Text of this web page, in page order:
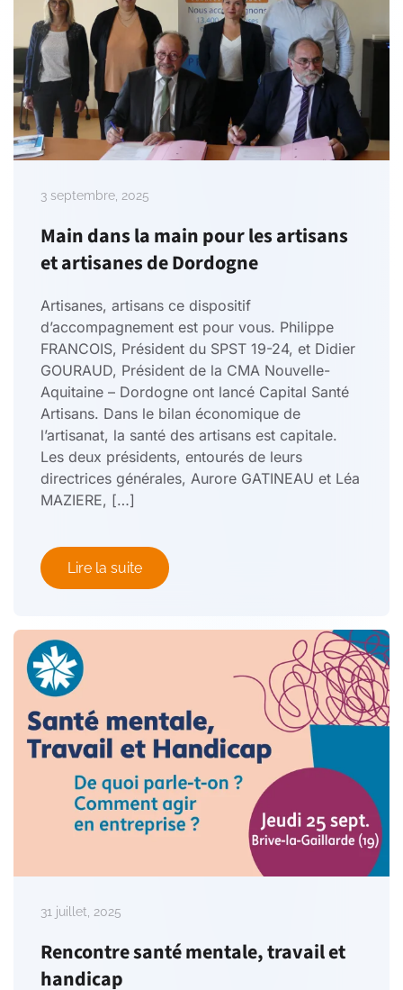
3 septembre, 2025
Main dans la main pour les artisans
et artisanes de Dordogne
Artisanes, artisans ce dispositif
d’accompagnement est pour vous. Philippe
FRANCOIS, Président du SPST 19-24, et Didier
GOURAUD, Président de la CMA Nouvelle-
Aquitaine – Dordogne ont lancé Capital Santé
Artisans. Dans le bilan économique de
l’artisanat, la santé des artisans est capitale.
Les deux présidents, entourés de leurs
directrices générales, Aurore GATINEAU et Léa
MAZIERE, […]
Lire la suite
31 juillet, 2025
Rencontre santé mentale, travail et
handicap